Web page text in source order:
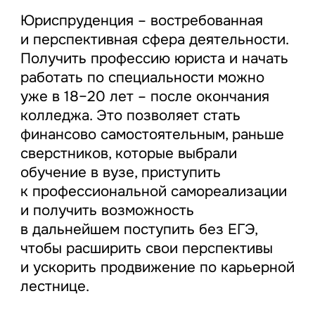
Юриспруденция – востребованная
и перспективная сфера деятельности.
Получить профессию юриста и начать
работать по специальности можно
уже в 18–20 лет – после окончания
колледжа. Это позволяет стать
финансово самостоятельным, раньше
сверстников, которые выбрали
обучение в вузе, приступить
к профессиональной самореализации
и получить возможность
в дальнейшем поступить без ЕГЭ,
чтобы расширить свои перспективы
и ускорить продвижение по карьерной
лестнице.